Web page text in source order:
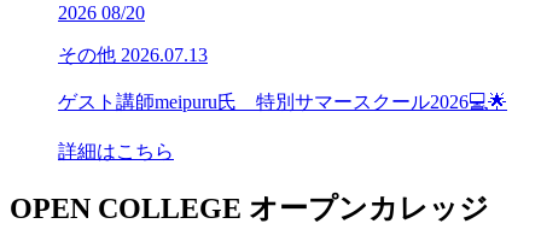
2026 08/20
その他 2026.07.13
ゲスト講師meipuru氏 特別サマースクール2026💻🌟
詳細はこちら
OPEN COLLEGE オープンカレッジ